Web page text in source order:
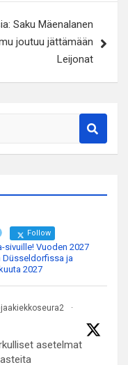
Saku Mäenalanen
joutuu jättämään
Leijonat
Follow
sivuille! Vuoden 2027
Düsseldorfissa ja
2027
·
asetelmat